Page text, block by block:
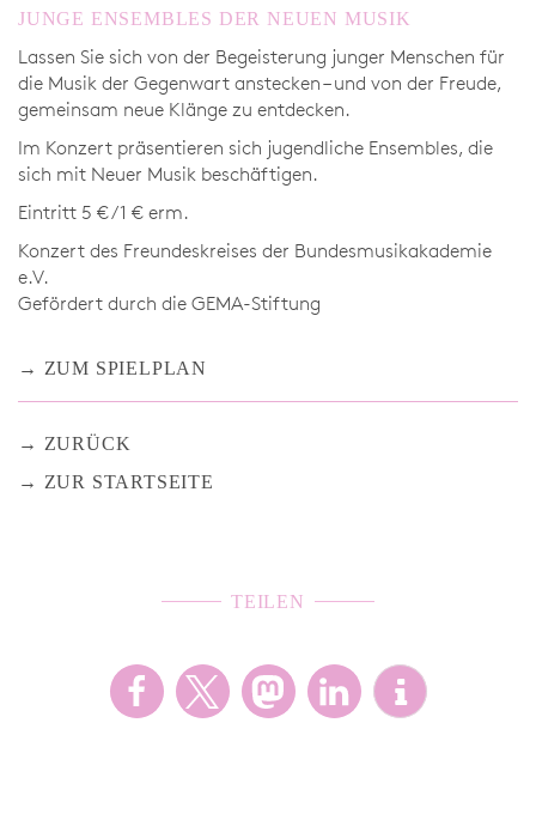
JUNGE ENSEMBLES DER NEUEN MUSIK
Lassen Sie sich von der Begeisterung junger Menschen für
die Musik der Gegenwart anstecken – und von der Freude,
gemeinsam neue Klänge zu entdecken.
Im Konzert präsentieren sich jugendliche Ensembles, die
sich mit Neuer Musik beschäftigen.
Eintritt 5 € / 1 € erm.
Konzert des Freundeskreises der Bundesmusikakademie
e.V.
Gefördert durch die GEMA-Stiftung
ZUM SPIELPLAN
ZURÜCK
ZUR STARTSEITE
TEILEN